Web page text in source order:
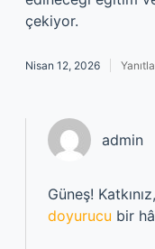
çekiyor.
Nisan 12, 2026 Yanıtla
admin
Güneş!
doyurucu bir